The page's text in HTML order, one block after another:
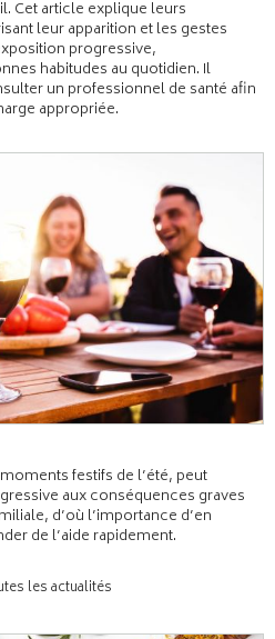
Cet article explique leurs
leur apparition et les gestes
progressive,
habitudes au quotidien. Il
un professionnel de santé afin
appropriée.
festifs de l’été, peut
aux conséquences graves
d’où l’importance d’en
de l’aide rapidement.
les actualités